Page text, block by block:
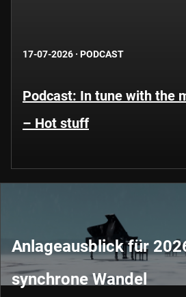
17-07-2026 · PODCAST
Podcast: In tune with the
– Hot stuff
Anlageausblick für
synchrone Wandel